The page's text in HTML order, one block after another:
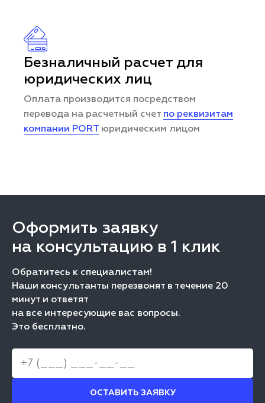
Безналичный расчет для
юридических лиц
Оплата производится посредством
перевода на расчетный счет по реквизитам
компании PORT юридическим лицом
Оформить заявку
на консультацию в 1 клик
Обратитесь к специалистам!
Наши консультанты перезвонят в течение 20
минут и ответят
на все интересующие вас вопросы.
Это бесплатно.
ОСТАВИТЬ ЗАЯВКУ